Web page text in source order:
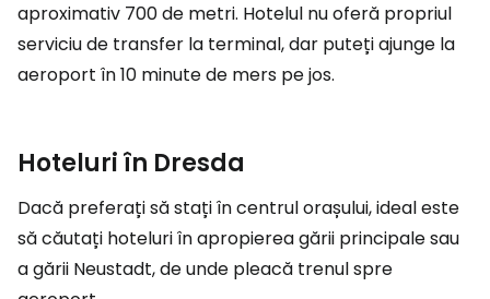
aproximativ 700 de metri. Hotelul nu oferă propriul
serviciu de transfer la terminal, dar puteți ajunge la
aeroport în 10 minute de mers pe jos.
Hoteluri în Dresda
Dacă preferați să stați în centrul orașului, ideal este
să căutați hoteluri în apropierea gării principale sau
a gării Neustadt, de unde pleacă trenul spre